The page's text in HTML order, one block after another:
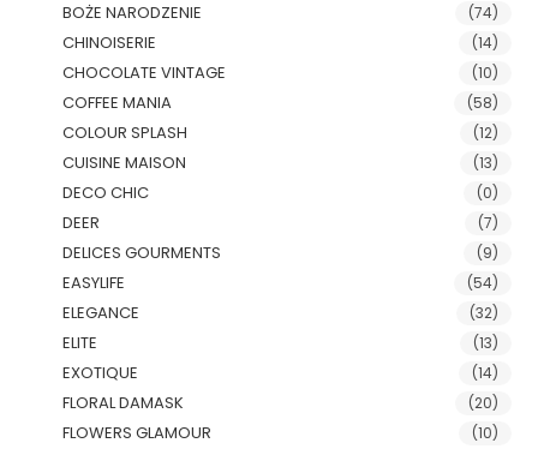
BOŻE NARODZENIE (74)
CHINOISERIE (14)
CHOCOLATE VINTAGE (10)
COFFEE MANIA (58)
COLOUR SPLASH (12)
CUISINE MAISON (13)
DECO CHIC (0)
DEER (7)
DELICES GOURMENTS (9)
EASYLIFE (54)
ELEGANCE (32)
ELITE (13)
EXOTIQUE (14)
FLORAL DAMASK (20)
FLOWERS GLAMOUR (10)